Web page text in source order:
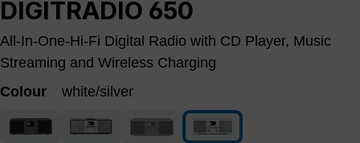
DIGITRADIO 650
All-In-One-Hi-Fi Digital Radio with CD Player, Music
Streaming and Wireless Charging
Colour
white/silver
anthracite anthracite/silverwalnut/anthracite
(This option is currently unavailable.)
white/silver